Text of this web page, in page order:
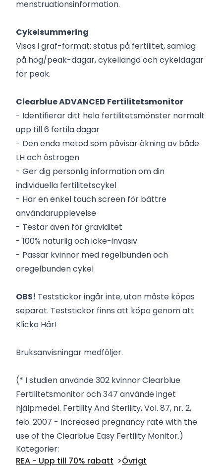
menstruationsinformation.
Cykelsummering
Visas i graf-format: status på fertilitet, samlag
på hög/peak-dagar, cykellängd och cykeldagar
för peak.
Clearblue ADVANCED Fertilitetsmonitor
- Identifierar ditt hela fertilitetsmönster normalt
upp till 6 fertila dagar
- Den enda metod som påvisar ökning av både
LH och östrogen
- Ger dig personlig information om din
individuella fertilitetscykel
- Har en enkel touch screen för bättre
användarupplevelse
- Testar även för graviditet
- 100% naturlig och icke-invasiv
- Passar kvinnor med regelbunden och
oregelbunden cykel
OBS! Teststickor ingår inte, utan måste köpas
separat. Teststickor finns att köpa genom att
Klicka Här!
Bruksanvisningar medföljer.
(* I studien använde 302 kvinnor Clearblue
Fertilitetsmonitor och 347 använde inget
hjälpmedel. Fertility And Sterility, Vol. 87, nr. 2,
feb. 2007 - Increased pregnancy rate with the
use of the Clearblue Easy Fertility Monitor.)
Kategorier:
REA - Upp till 70% rabatt
Övrigt